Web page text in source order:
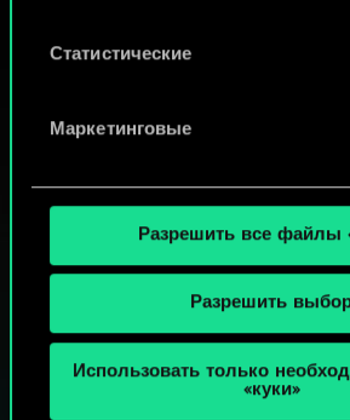
«Настройки» ниже.
Статистические
Маркетинговые
Разрешить все файлы
Разрешить
Использовать только
«куки»
МОЖЕТ ПАРТЕЕЧКУ
ИГРАТЬ
БЕСПЛАТНО НА